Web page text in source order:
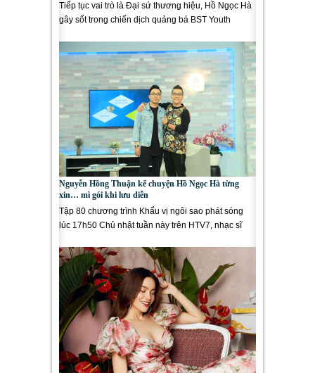
Tiếp tục vai trò là Đại sứ thương hiệu, Hồ Ngọc Hà
gây sốt trong chiến dịch quảng bá BST Youth
Nguyễn Hồng Thuận kể chuyện Hồ Ngọc Hà từng
xin… mì gói khi lưu diễn
Tập 80 chương trình Khẩu vị ngôi sao phát sóng
lúc 17h50 Chủ nhật tuần này trên HTV7, nhạc sĩ